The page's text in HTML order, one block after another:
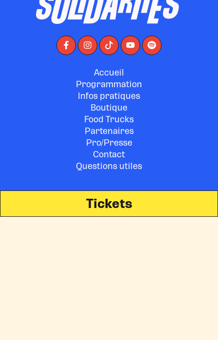
Tickets
Accueil
Programmation
Infos pratiques
Boutique
Food Trucks
Partenaires
Pro/Presse
Contact
Questions utiles